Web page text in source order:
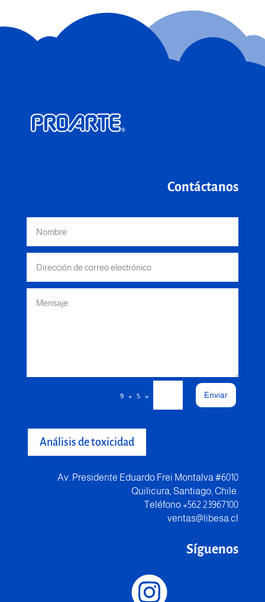
Contáctanos
9 + 5 = Enviar
Análisis de toxicidad
Av. Presidente Eduardo Frei Montalva #6010
Quilicura, Santiago, Chile.
Teléfono +562 23967100
ventas@libesa.cl
Síguenos